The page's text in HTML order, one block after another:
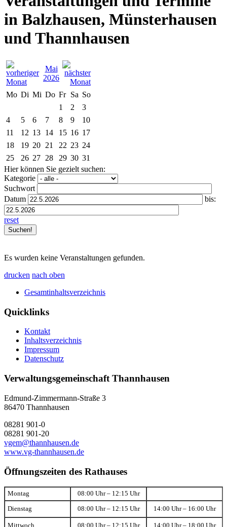
in Balzhausen, Münsterhausen
und Thannhausen
Mai
2026
Mo Di Mi Do Fr Sa So
1
2
3
4
5 6 7 8 9
10
11
12 13 14 15 16 17
18
19 20 21 22 23 24
25
26 27 28 29 30 31
Hier können Sie gezielt suchen:
Kategorie
Suchwort
Datum
bis:
reset
Es wurden keine Veranstaltungen gefunden.
drucken nach oben
Gesamtinhaltsverzeichnis
Quicklinks
Kontakt
Inhaltsverzeichnis
Impressum
Datenschutz
Verwaltungsgemeinschaft Thannhausen
Edmund-Zimmermann-Straße 3
86470 Thannhausen
08281 901-0
08281 901-20
vgem@thannhausen.de
www.vg-thannhausen.de
Öffnungszeiten des Rathauses
Montag 08:00 Uhr – 12:15 Uhr
Dienstag 08:00 Uhr – 12:15 Uhr 14:00 Uhr – 16:00 Uhr